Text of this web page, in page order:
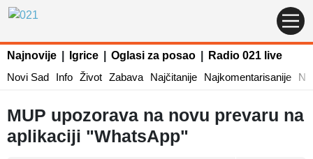
Najnovije Igrice Oglasi za posao
Radio 021 live
Novi Sad
Info Život Zabava Najčitanije Najkomentarisanije
MUP upozorava na novu prevaru na
aplikaciji "WhatsApp"